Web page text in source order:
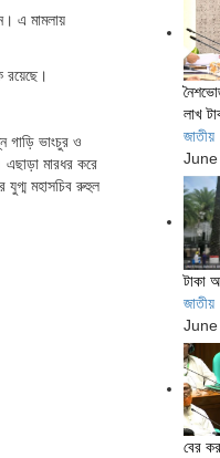
এ মামলায়
রয়েছে।
গাড়ি ভাংচুর ও
মারধর করে
যুগ্ম মহাসচিব রুহুল
লাখ
জাতীয়
টাকা
জাতীয়
বের